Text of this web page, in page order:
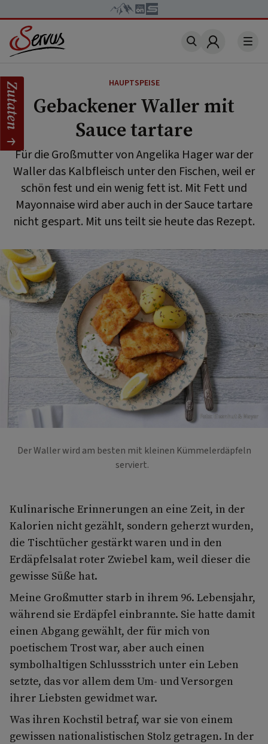
Account
HAUPTSPEISE
Gebackener Waller mit
Sauce tartare
Für die Großmutter von Angelika Hager war der
Waller das Kalbfleisch unter den Fischen, weil er
schön fest und ein wenig fett ist. Mit Fett und
Mayonnaise wird aber auch in der Sauce tartare
nicht gespart. Mit uns teilt sie heute das Rezept.
Foto: Eisenhut & Mayer
Der Waller wird am besten mit kleinen Kümmelerdäpfeln
serviert.
Kulinarische Erinnerungen an eine Zeit, in der
Kalorien nicht gezählt, sondern geherzt wurden,
die Tischtücher gestärkt waren und in den
Erdäpfelsalat roter Zwiebel kam, weil dieser die
gewisse Süße hat.
Meine Großmutter starb in ihrem 96. Lebensjahr,
während sie Erdäpfel einbrannte. Sie hatte damit
einen Abgang gewählt, der für mich von
poetischem Trost war, aber auch einen
symbolhaltigen Schlussstrich unter ein Leben
setzte, das vor allem dem Um- und Versorgen
ihrer Liebsten gewidmet war.
Was ihren Kochstil betraf, war sie von einem
gewissen nationalistischen Stolz getragen. In der
Zutaten